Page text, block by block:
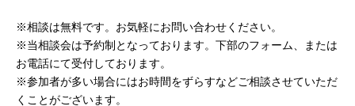
※相談は無料です。お気軽にお問い合わせください。
※当相談会は予約制となっております。下部のフォーム、または
お電話にて受付しております。
※参加者が多い場合にはお時間をずらすなどご相談させていただ
くことがございます。